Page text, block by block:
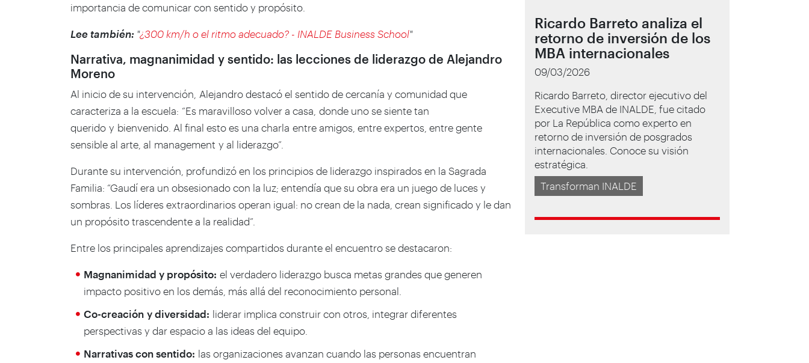
importancia de comunicar con sentido y propósito.
Lee también: "¿300 km/h o el ritmo adecuado? - INALDE Business School"
Narrativa, magnanimidad y sentido: las lecciones de liderazgo de Alejandro
Moreno
Al inicio de su intervención, Alejandro destacó el sentido de cercanía y comunidad que
caracteriza a la escuela: “Es maravilloso volver a casa, donde uno se siente tan
querido y bienvenido. Al final esto es una charla entre amigos, entre expertos, entre gente
sensible al arte, al management y al liderazgo”.
Durante su intervención, profundizó en los principios de liderazgo inspirados en la Sagrada
Familia: “Gaudí era un obsesionado con la luz; entendía que su obra era un juego de luces y
sombras. Los líderes extraordinarios operan igual: no crean de la nada, crean significado y le dan
un propósito trascendente a la realidad”.
Entre los principales aprendizajes compartidos durante el encuentro se destacaron:
Magnanimidad y propósito: el verdadero liderazgo busca metas grandes que generen
impacto positivo en los demás, más allá del reconocimiento personal.
Co-creación y diversidad: liderar implica construir con otros, integrar diferentes
perspectivas y dar espacio a las ideas del equipo.
Narrativas con sentido: las organizaciones avanzan cuando las personas encuentran
Ricardo Barreto analiza el
retorno de inversión de los
MBA internacionales
09/03/2026
Ricardo Barreto, director ejecutivo del
Executive MBA de INALDE, fue citado
por La República como experto en
retorno de inversión de posgrados
internacionales. Conoce su visión
estratégica.
Transforman INALDE